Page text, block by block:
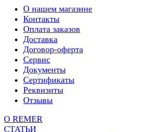
О нашем магазине
Контакты
Оплата заказов
Доставка
Договор-оферта
Сервис
Документы
Сертификаты
Реквизиты
Отзывы
О REMER
СТАТЬИ